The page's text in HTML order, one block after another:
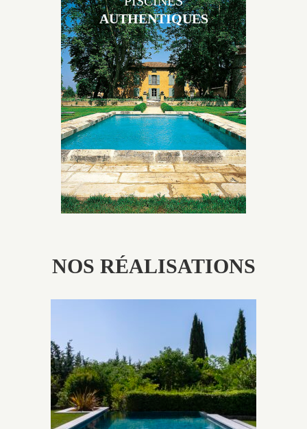
Les piscines en béton authentiques Jacques Brens se
démarquent par la noblesse des matériaux
utilisés pour garder un aspect ancien, retrouver une
patine naturelle ou créer un ornement de pierres de
taille.
AUTHENTIQUES
NOS RÉALISATIONS